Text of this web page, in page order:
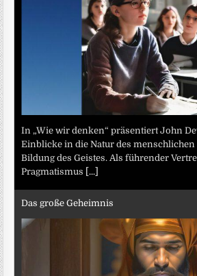
In „Wie wir denken“ präsentiert John
Einblicke in die Natur des
Bildung des Geistes. Als führender
Pragmatismus [...]
Das große Geheimnis